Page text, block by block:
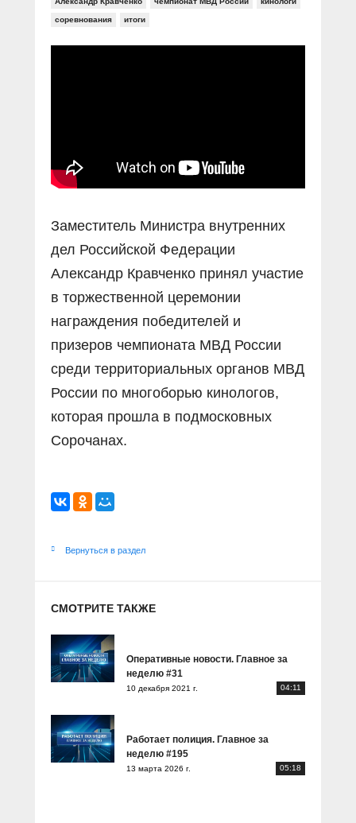
Социальные ролики
Прямой разговор
В знании сила
Газета «Щит и меч»
Журнал «Полиция России»
О ПОРТАЛЕ
соревнования итоги
Заместитель Министра внутренних
дел Российской Федерации
Александр Кравченко принял участие
в торжественной церемонии
награждения победителей и
призеров чемпионата МВД России
среди территориальных органов МВД
России по многоборью кинологов,
которая прошла в подмосковных
Сорочанах.
Вернуться в раздел
СМОТРИТЕ ТАКЖЕ
Оперативные новости. Главное за
неделю #31
10 декабря 2021 г. 04:11
Работает полиция. Главное за
неделю #195
13 марта 2026 г. 05:18